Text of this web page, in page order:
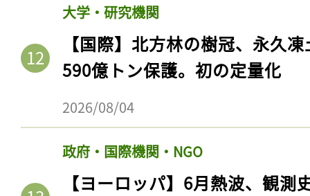
大学・研究機関
【国際】北方林の樹冠、永久
590億トン保護。初の定量化
2026/08/04
政府・国際機関・NGO
【ヨーロッパ】6月熱波、観
ログイン